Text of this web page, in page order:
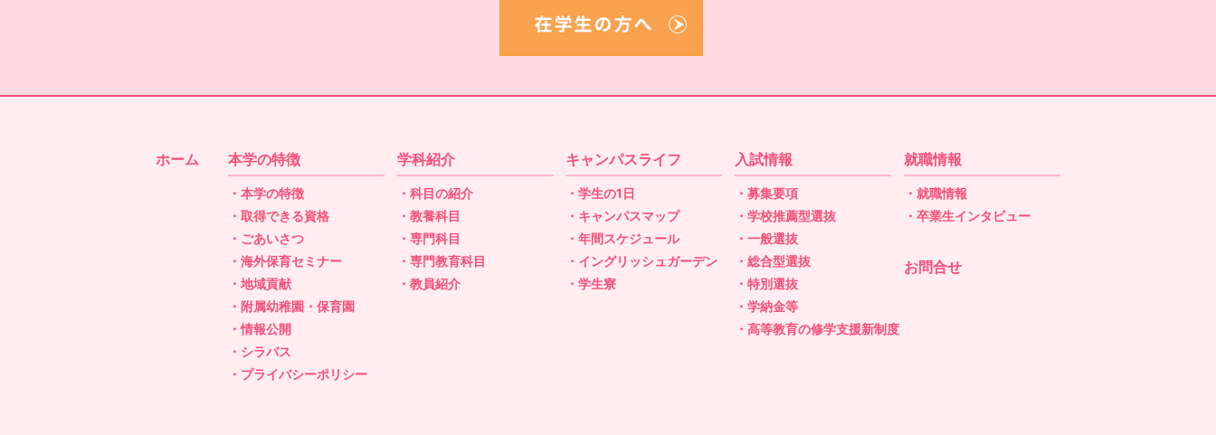
ホーム 本学の特徴
・本学の特徴
・取得できる資格
・ごあいさつ
・海外保育セミナー
・地域貢献
・附属幼稚園・保育園
・情報公開
・シラバス
・プライバシーポリシー
学科紹介
・科目の紹介
・教養科目
・専門科目
・専門教育科目
・教員紹介
キャンパスライフ
・学生の1日
・キャンパスマップ
・年間スケジュール
・イングリッシュガーデン
・学生寮
入試情報
・募集要項
・学校推薦型選抜
・一般選抜
・総合型選抜
・特別選抜
・学納金等
・高等教育の修学支援新制度
就職情報
・就職情報
・卒業生インタビュー
お問合せ